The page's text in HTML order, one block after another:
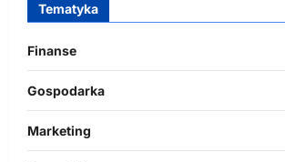
Tematyka
Finanse
Gospodarka
Marketing